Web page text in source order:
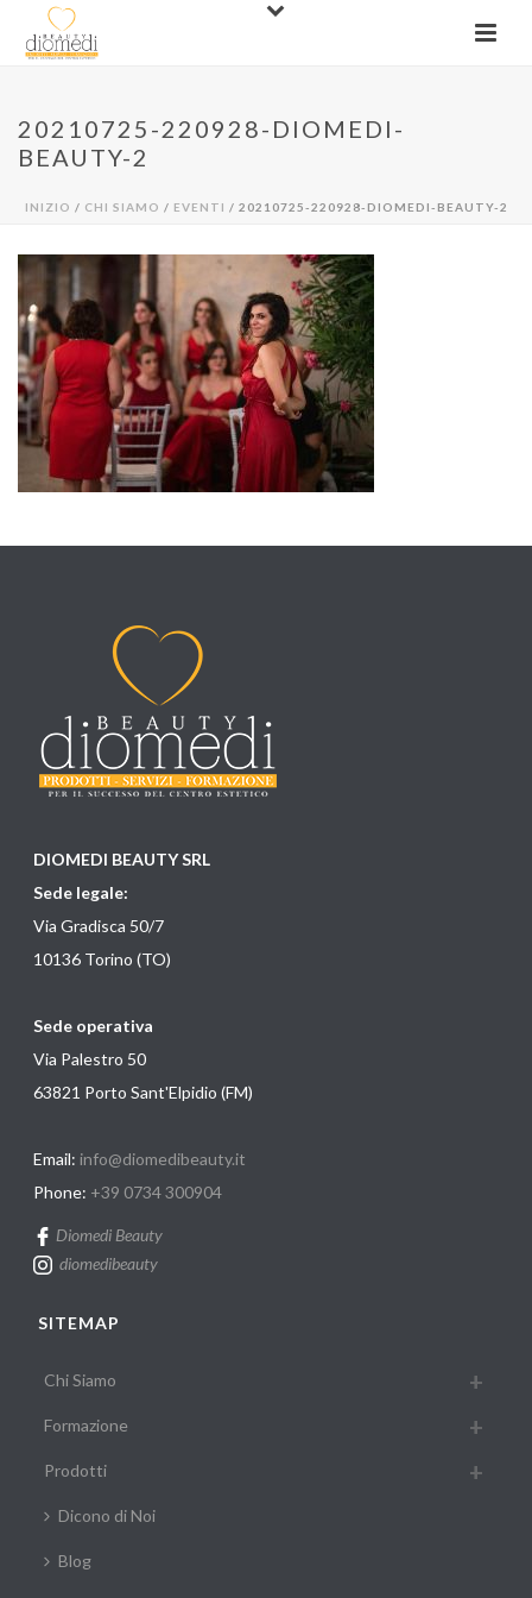
20210725-220928-DIOMEDI-
BEAUTY-2
INIZIO / CHI SIAMO / EVENTI / 20210725-220928-DIOMEDI-BEAUTY-2
DIOMEDI BEAUTY SRL
Sede legale:
Via Gradisca 50/7
10136 Torino (TO)
Sede operativa
Via Palestro 50
63821 Porto Sant'Elpidio (FM)
Email: info@diomedibeauty.it
Phone: +39 0734 300904
Diomedi Beauty
diomedibeauty
SITEMAP
Chi Siamo
Formazione
Prodotti
Dicono di Noi
Blog